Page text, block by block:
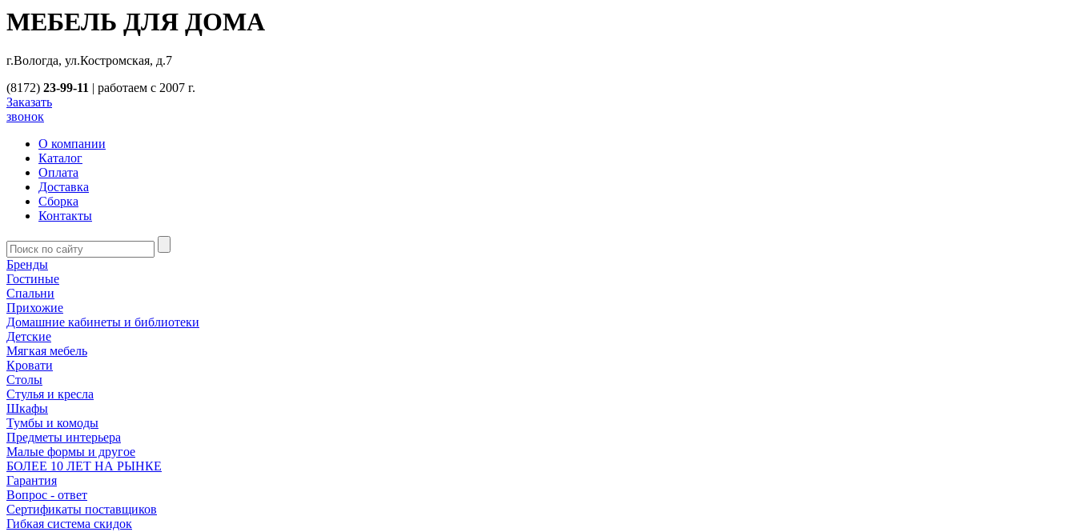
МЕБЕЛЬ ДЛЯ ДОМА
г.Вологда, ул.Костромская, д.7
(8172) 23-99-11 | работаем с 2007 г.
Заказать
звонок
О компании
Каталог
Оплата
Доставка
Сборка
Контакты
Бренды
Гостиные
Спальни
Прихожие
Домашние кабинеты и библиотеки
Детские
Мягкая мебель
Кровати
Столы
Стулья и кресла
Шкафы
Тумбы и комоды
Предметы интерьера
Малые формы и другое
БОЛЕЕ 10 ЛЕТ НА РЫНКЕ
Гарантия
Вопрос - ответ
Сертификаты поставщиков
Гибкая система скидок